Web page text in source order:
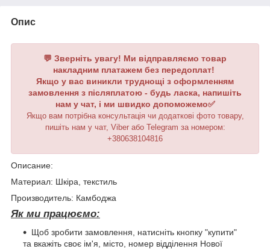
Опис
💬 Зверніть увагу! Ми відправляємо товар
накладним платажем без передоплат!
Якщо у вас виникли труднощі з оформленням
замовлення з післяплатою - будь ласка, напишіть
нам у чат, і ми швидко допоможемо✅
Якщо вам потрібна консультація чи додаткові фото товару,
пишіть нам у чат, Viber або Telegram за номером:
+380638104816
Описание:
Материал: Шкіра, текстиль
Производитель: Камбоджа
Як ми працюємо:
Щоб зробити замовлення, натисніть кнопку "купити"
та вкажіть своє ім'я, місто, номер відділення Нової